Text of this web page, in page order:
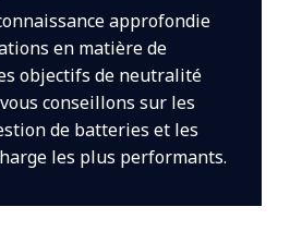
approfondie
en matière de
objectifs de neutralité
conseillons sur les
de batteries et les
les plus performants.